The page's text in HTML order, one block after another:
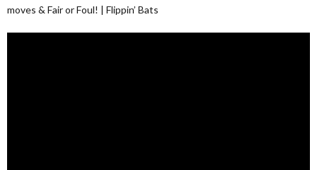
moves & Fair or Foul! | Flippin’ Bats